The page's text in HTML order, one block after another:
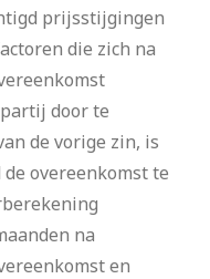
prijsstijgingen
die zich na
door te
de vorige zin, is
overeenkomst te
na
en